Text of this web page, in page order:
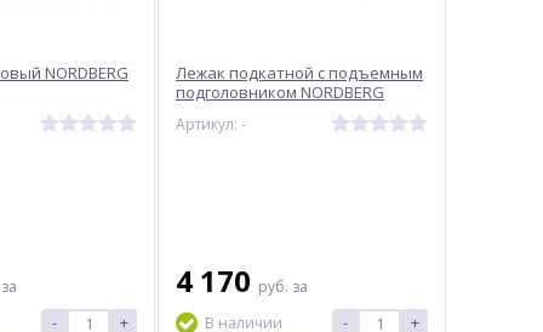
NORDBERG
за
- +
Лежак подкатной с подъемным
подголовником NORDBERG
Артикул: -
4 170 руб. за
В наличии
- +